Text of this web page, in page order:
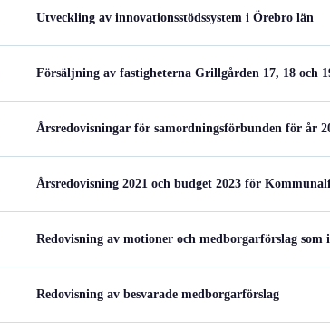
Utveckling av innovationsstödssystem i Örebro län
Försäljning av fastigheterna Grillgården 17, 18 och
Årsredovisningar för samordningsförbunden för år
Årsredovisning 2021 och budget 2023 för
Redovisning av motioner och medborgarförslag som
Redovisning av besvarade medborgarförslag